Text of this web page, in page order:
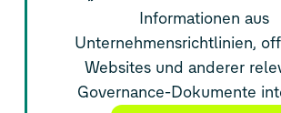
Informationen aus
Unternehmensrichtlinien,
Websites und anderer
Governance-Dokumente